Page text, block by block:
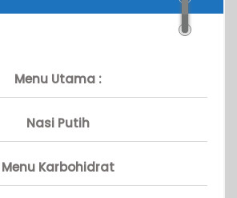
Menu Utama :
Nasi Putih
Menu Karbohidrat